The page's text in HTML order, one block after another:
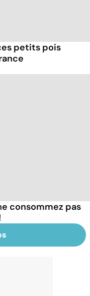
petits pois
consommez pas